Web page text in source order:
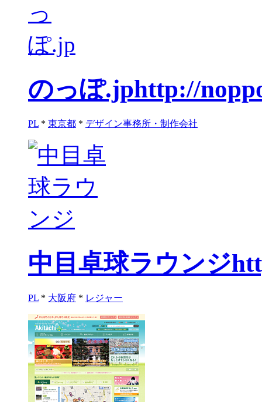
のっぽ.jphttp://
PL * 東京都 * デザイン事務所・制作会社
中目卓球ラウンジ
PL * 大阪府 * レジャー